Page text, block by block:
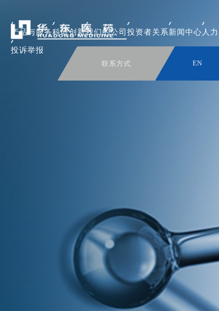
产品与服务科研创新我们的公司投资者关系新闻中心 人
投诉举报
联系方式 EN